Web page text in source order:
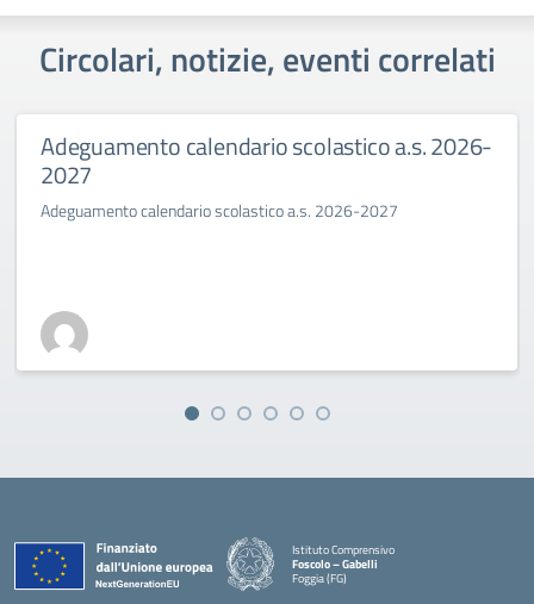
Circolari, notizie, eventi correlati
Adeguamento calendario scolastico a.s. 2026-
2027
Adeguamento calendario scolastico a.s. 2026-2027
Istituto Comprensivo
Foscolo – Gabelli
Foggia (FG)
— Visita la pagina iniziale della scuola